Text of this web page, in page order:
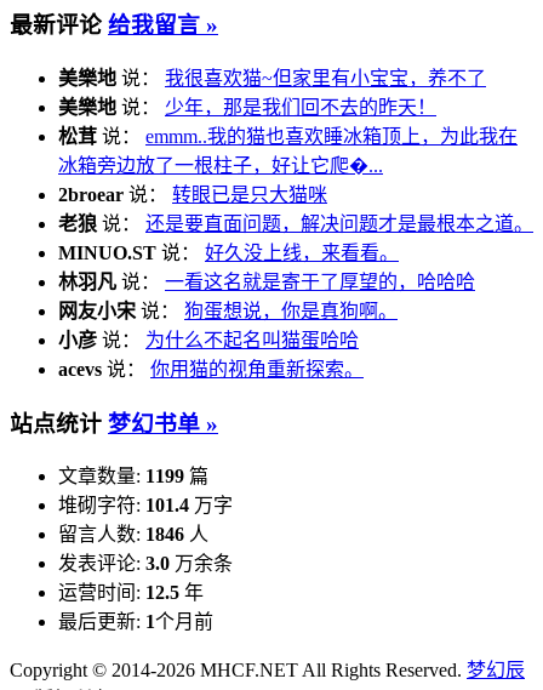
最新评论 给我留言 »
美樂地 说： 我很喜欢猫~但家里有小宝宝，养不了
美樂地 说： 少年，那是我们回不去的昨天！
松茸 说： emmm..我的猫也喜欢睡冰箱顶上，为此我在
冰箱旁边放了一根柱子，好让它爬�...
2broear 说： 转眼已是只大猫咪
老狼 说： 还是要直面问题，解决问题才是最根本之道。
MINUO.ST 说： 好久没上线，来看看。
林羽凡 说： 一看这名就是寄于了厚望的，哈哈哈
网友小宋 说： 狗蛋想说，你是真狗啊。
小彦 说： 为什么不起名叫猫蛋哈哈
acevs 说： 你用猫的视角重新探索。
站点统计 梦幻书单 »
文章数量: 1199 篇
堆砌字符: 101.4 万字
留言人数: 1846 人
发表评论: 3.0 万余条
运营时间: 12.5 年
最后更新: 1个月前
Copyright © 2014-2026 MHCF.NET All Rights Reserved. 梦幻辰